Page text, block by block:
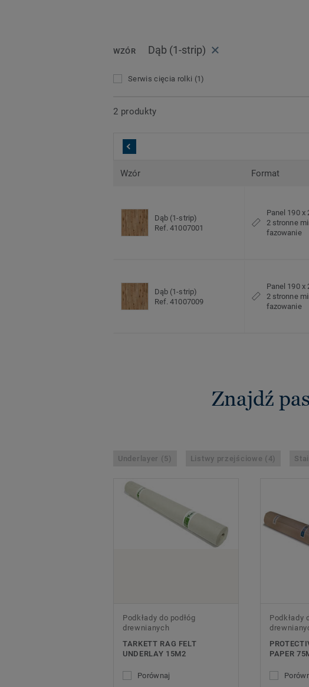
WZÓR Dąb (1-strip)
Serwis cięcia rolki (1)
2 produkty
Wzór Format
Dąb (1-strip)
Ref. 41007001
Panel 190 x
2 stronne
fazowanie
Dąb (1-strip)
Ref. 41007009
Panel 190 x
2 stronne
fazowanie
Znajdź
Underlayer (5) Listwy przejściowe (4)
Podkłady do podłóg
drewnianych
TARKETT RAG FELT
UNDERLAY 15M2
Porównaj
Podkłady
PAPER